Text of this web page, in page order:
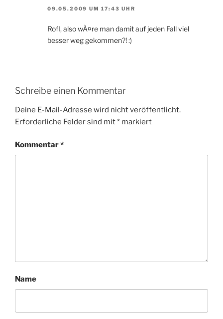
09.05.2009 UM 17:43 UHR
Rofl, also wÃ¤re man damit auf jeden Fall viel
besser weg gekommen?! :)
Schreibe einen Kommentar
Deine E-Mail-Adresse wird nicht veröffentlicht.
Erforderliche Felder sind mit* markiert
Kommentar*
Name